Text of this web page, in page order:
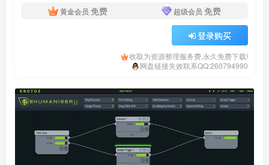
黄金会员 免费 超级会员 免费
登录购买
收取为资源整理服务费,永久免费下载!
网盘链接失效联系QQ:260794990